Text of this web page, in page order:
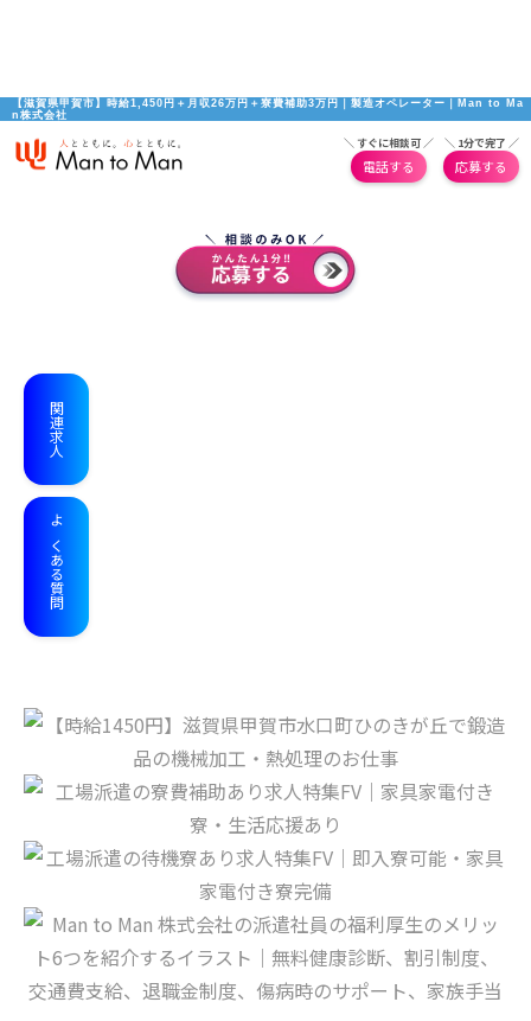
【滋賀県甲賀市】時給1,450円＋月収26万円＋寮費補助3万円｜製造オペレーター｜Man to Ma
n株式会社
＼ すぐに相談可 ／
電話する
＼ 1分で完了 ／
応募する
関連求人
よくある質問